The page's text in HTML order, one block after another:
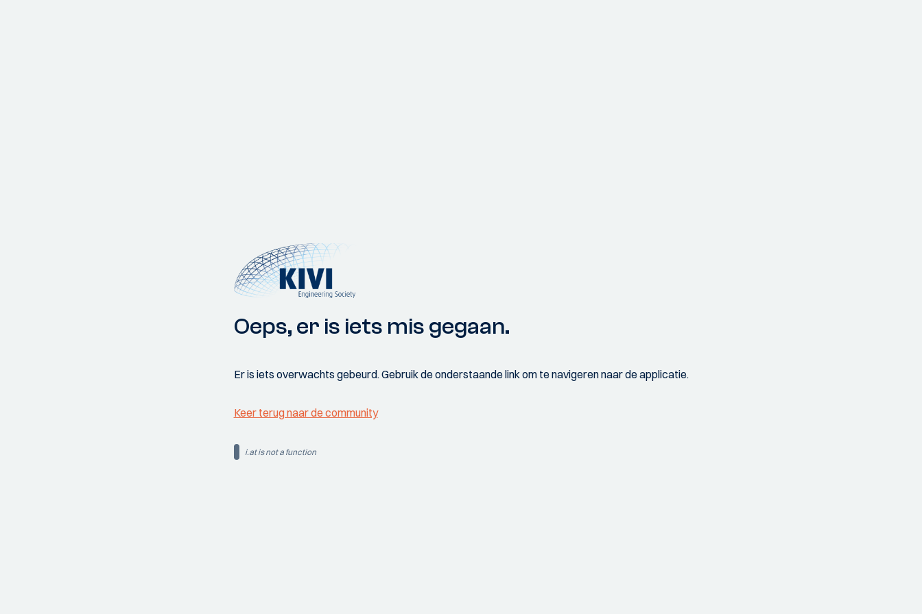
Oeps, er is iets mis gegaan.
Er is iets overwachts gebeurd. Gebruik de onderstaande link om te navigeren naar de applicatie.
Keer terug naar de community
i.at is not a function